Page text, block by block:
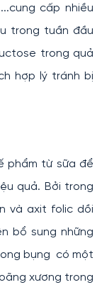
cấp nhiều
trong tuần đầu
trong quả
hợp lý tránh bị
phẩm từ sữa để
quả. Bởi trong
và axit folic dồi
bổ sung những
bụng có một
xương trong